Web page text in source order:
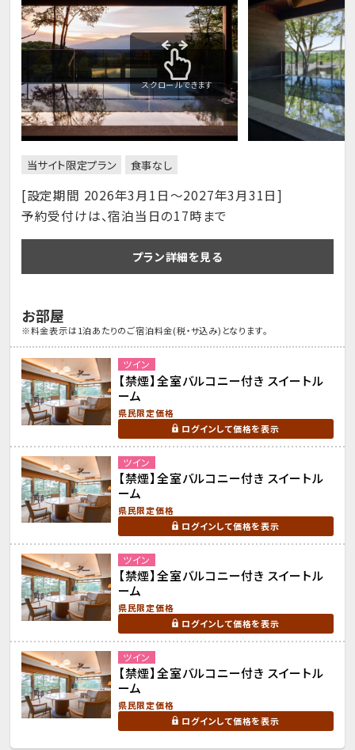
スクロールできます
当サイト限定プラン 食事なし
[設定期間 2026年3月1日～2027年3月31日]
予約受付けは、宿泊当日の17時まで
プラン詳細を見る
お部屋
※料金表示は1泊あたりのご宿泊料金(税・サ込み)となります。
ツイン
【禁煙】全室バルコニー付き スイートル
ーム
県民限定価格
ログインして価格を表示
ツイン
【禁煙】全室バルコニー付き スイートル
ーム
県民限定価格
ログインして価格を表示
ツイン
【禁煙】全室バルコニー付き スイートル
ーム
県民限定価格
ログインして価格を表示
ツイン
【禁煙】全室バルコニー付き スイートル
ーム
県民限定価格
ログインして価格を表示